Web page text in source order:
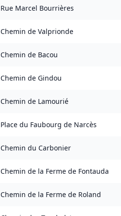
Rue Marcel Bourrières
Chemin de Valprionde
Chemin de Bacou
Chemin de Gindou
Chemin de Lamourié
Place du Faubourg de Narcès
Chemin du Carbonier
Chemin de la Ferme de Fontauda
Chemin de la Ferme de Roland